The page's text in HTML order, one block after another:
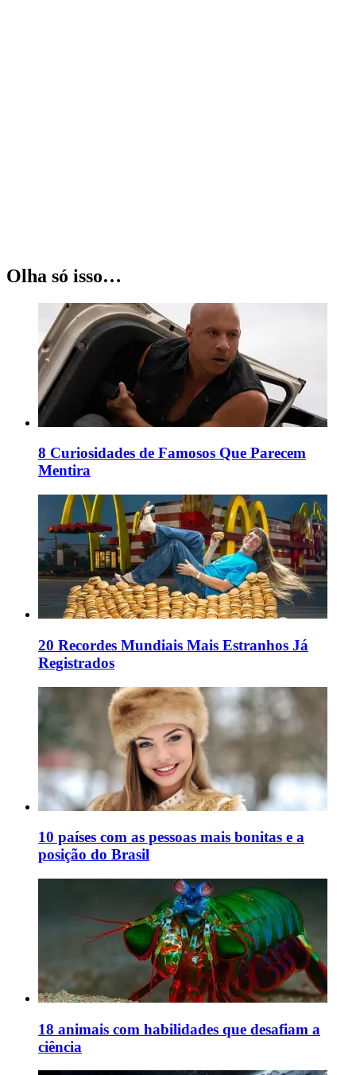
Olha só isso…
8 Curiosidades de Famosos Que Parecem
Mentira
20 Recordes Mundiais Mais Estranhos Já
Registrados
10 países com as pessoas mais bonitas e a
posição do Brasil
18 animais com habilidades que desafiam a
ciência